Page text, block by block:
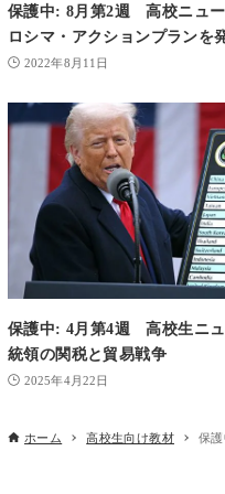
保護中: 8月第2週 高校ニュ
ロシマ・アクションプランを
2022年8月11日
保護中: 4月第4週 高校生ニ
統領の関税と貿易戦争
2025年4月22日
ホーム 高校生向け教材 保